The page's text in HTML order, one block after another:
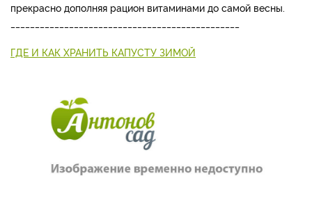
прекрас­но дополняя рацион витамина­ми до самой весны.
ГДЕ И КАК ХРАНИТЬ КАПУСТУ ЗИМОЙ